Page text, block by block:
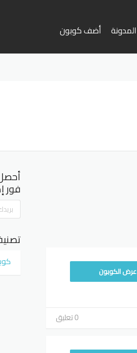
المدونة أضف كوبون
عرض الكوبون
0 تعليق
فور